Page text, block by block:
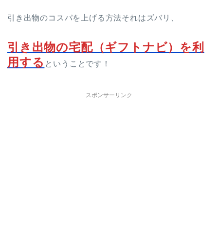
引き出物のコスパを上げる方法それはズバリ、
引き出物の宅配（ギフトナビ）を利
用する ということです！
スポンサーリンク